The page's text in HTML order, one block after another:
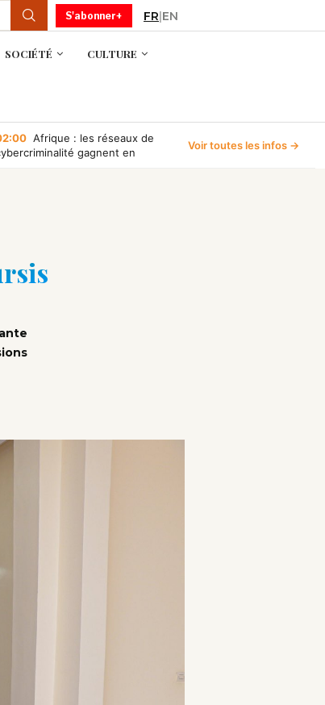
S'abonner+ FR|EN
SOCIÉTÉ CULTURE
Afrique : les réseaux de
gagnent en
Voir toutes les infos →